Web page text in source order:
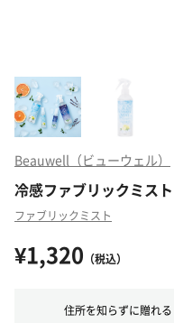
Beauwell（ビューウェル）
冷感ファブリックミスト
ファブリックミスト
¥1,320 （税込）
住所を知らずに贈れる